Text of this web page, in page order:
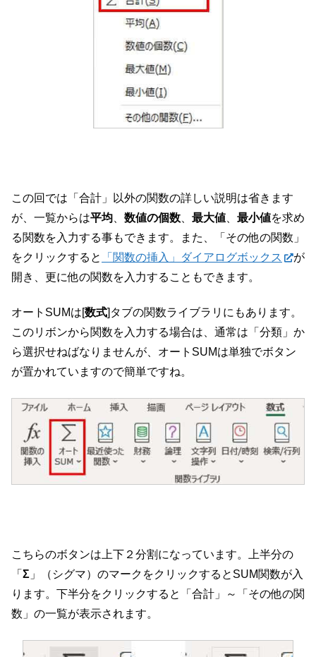
この回では「合計」以外の関数の詳しい説明は省きます
が、一覧からは平均 数値の個数 最大値 最小値を求め
る関数を入力する事もできます。また、「その他の関数」
をクリックすると
「関数の挿入」ダイアログボックス
が
開き、更に他の関数を入力することもできます。
オートSUMは[数式]タブの関数ライブラリにもあります。
このリボンから関数を入力する場合は、通常は「分類」か
ら選択せねばなりませんが、オートSUMは単独でボタン
が置かれていますので簡単ですね。
こちらのボタンは上下２分割になっています。上半分の
「 Σ 」（シグマ）のマークをクリックするとSUM関数が入
ります。下半分をクリックすると「合計」～「その他の関
数」の一覧が表示されます。